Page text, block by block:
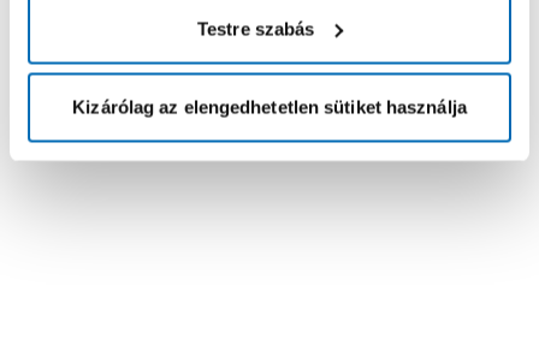
Testre szabás
Kizárólag az elengedhetetlen sütiket használja